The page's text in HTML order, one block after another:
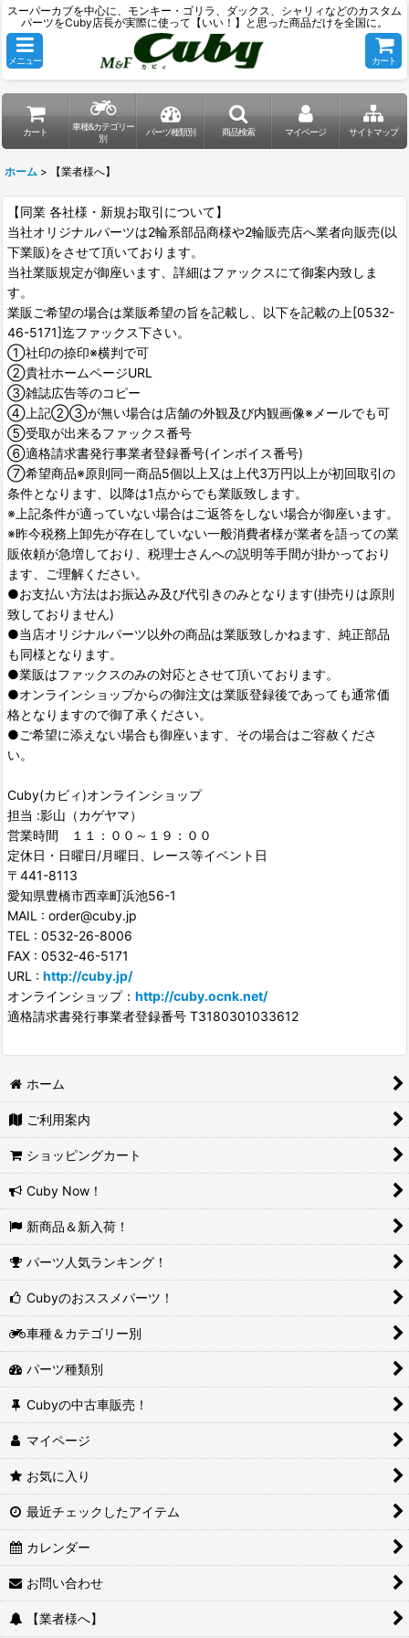
スーパーカブを中心に、モンキー・ゴリラ、ダックス、シャリィなどのカスタム
パーツをCuby店長が実際に使って【いい！】と思った商品だけを全国に。
メニュー カート
カート
車種&カテゴリー
別
パーツ種類別 商品検索 マイページ サイトマップ
ホーム > 【業者様へ】
【同業 各社様・新規お取引について】
当社オリジナルパーツは2輪系部品商様や2輪販売店へ業者向販売(以
下業販)をさせて頂いております。
当社業販規定が御座います、詳細はファックスにて御案内致しま
す。
業販ご希望の場合は業販希望の旨を記載し、以下を記載の上[0532-
46-5171]迄ファックス下さい。
①社印の捺印※横判で可
②貴社ホームページURL
③雑誌広告等のコピー
④上記②③が無い場合は店舗の外観及び内観画像※メールでも可
⑤受取が出来るファックス番号
⑥適格請求書発行事業者登録番号(インボイス番号)
⑦希望商品※原則同一商品5個以上又は上代3万円以上が初回取引の
条件となります、以降は1点からでも業販致します。
※上記条件が適っていない場合はご返答をしない場合が御座います。
※昨今税務上卸先が存在していない一般消費者様が業者を語っての業
販依頼が急増しており、税理士さんへの説明等手間が掛かっており
ます、ご理解ください。
●お支払い方法はお振込み及び代引きのみとなります(掛売りは原則
致しておりません)
●当店オリジナルパーツ以外の商品は業販致しかねます、純正部品
も同様となります。
●業販はファックスのみの対応とさせて頂いております。
●オンラインショップからの御注文は業販登録後であっても通常価
格となりますので御了承ください。
●ご希望に添えない場合も御座います、その場合はご容赦くださ
い。
Cuby(カビィ)オンラインショップ
担当 :影山（カゲヤマ）
営業時間 １１：００～１９：００
定休日・日曜日/月曜日、レース等イベント日
〒441-8113
愛知県豊橋市西幸町浜池56-1
MAIL : order@cuby.jp
TEL : 0532-26-8006
FAX : 0532-46-5171
URL : http://cuby.jp/
オンラインショップ： http://cuby.ocnk.net/
適格請求書発行事業者登録番号 T3180301033612
ホーム
ご利用案内
ショッピングカート
Cuby Now！
新商品＆新入荷！
パーツ人気ランキング！
Cubyのおススメパーツ！
車種＆カテゴリー別
パーツ種類別
Cubyの中古車販売！
マイページ
お気に入り
最近チェックしたアイテム
カレンダー
お問い合わせ
【業者様へ】